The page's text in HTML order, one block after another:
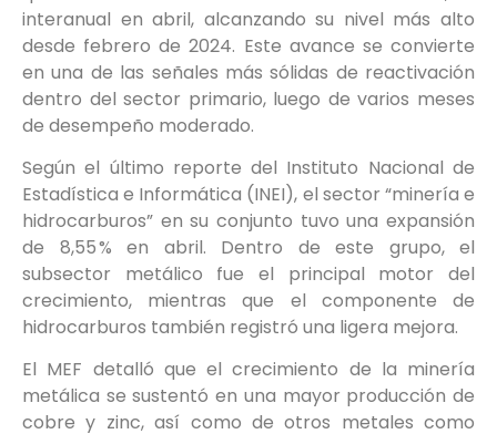
interanual en abril, alcanzando su nivel más alto
desde febrero de 2024. Este avance se convierte
en una de las señales más sólidas de reactivación
dentro del sector primario, luego de varios meses
de desempeño moderado.
Según el último reporte del Instituto Nacional de
Estadística e Informática (INEI), el sector “minería e
hidrocarburos” en su conjunto tuvo una expansión
de 8,55 % en abril. Dentro de este grupo, el
subsector metálico fue el principal motor del
crecimiento, mientras que el componente de
hidrocarburos también registró una ligera mejora.
El MEF detalló que el crecimiento de la minería
metálica se sustentó en una mayor producción de
cobre y zinc, así como de otros metales como